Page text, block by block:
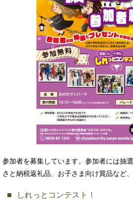
参加者を募集しています。参加者には抽
さと納税返礼品、お子さま向け賞品など
しれっとコンテスト！